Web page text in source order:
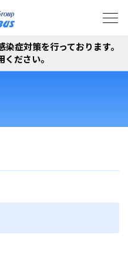
症対策を行っております。
ださい。